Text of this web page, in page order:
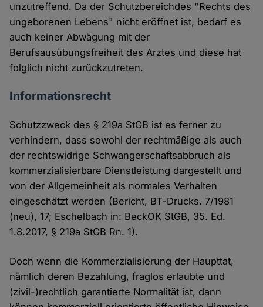
unzutreffend. Da der Schutzbereichdes "Rechts des
ungeborenen Lebens" nicht eröffnet ist, bedarf es
auch keiner Abwägung mit der
Berufsausübungsfreiheit des Arztes und diese hat
folglich nicht zurückzutreten.
Informationsrecht
Schutzzweck des § 219a StGB ist es ferner zu
verhindern, dass sowohl der rechtmäßige als auch
der rechtswidrige Schwangerschaftsabbruch als
kommerzialisierbare Dienstleistung dargestellt und
von der Allgemeinheit als normales Verhalten
eingeschätzt werden (Bericht, BT-Drucks. 7/1981
(neu), 17; Eschelbach in: BeckOK StGB, 35. Ed.
1.8.2017, § 219a StGB Rn. 1).
Doch wenn die Kommerzialisierung der Haupttat,
nämlich deren Bezahlung, fraglos erlaubte und
(zivil-)rechtlich garantierte Normalität ist, dann